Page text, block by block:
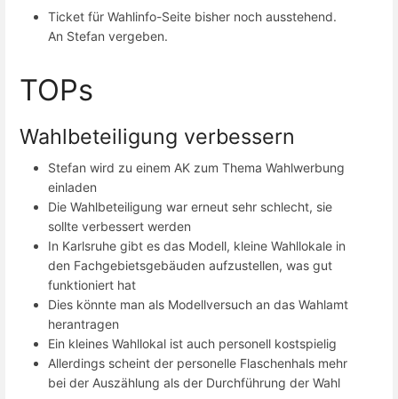
Ticket für Wahlinfo-Seite bisher noch ausstehend.
An Stefan vergeben.
TOPs
Wahlbeteiligung verbessern
Stefan wird zu einem AK zum Thema Wahlwerbung
einladen
Die Wahlbeteiligung war erneut sehr schlecht, sie
sollte verbessert werden
In Karlsruhe gibt es das Modell, kleine Wahllokale in
den Fachgebietsgebäuden aufzustellen, was gut
funktioniert hat
Dies könnte man als Modellversuch an das Wahlamt
herantragen
Ein kleines Wahllokal ist auch personell kostspielig
Allerdings scheint der personelle Flaschenhals mehr
bei der Auszählung als der Durchführung der Wahl